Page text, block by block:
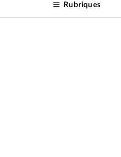
Rubriques